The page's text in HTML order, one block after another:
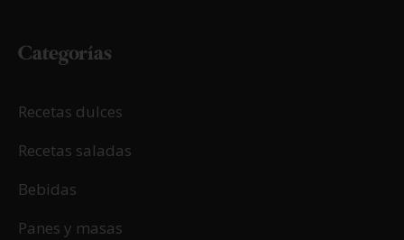
Categorías
Recetas dulces
Recetas saladas
Bebidas
Panes y masas